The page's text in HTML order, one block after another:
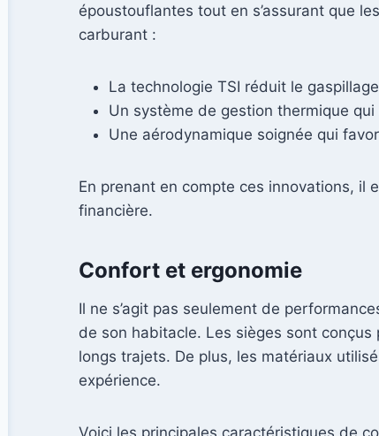
époustouflantes tout en s’assurant que
carburant :
La technologie TSI réduit le
Un système de gestion thermique
Une aérodynamique soignée qui
En prenant en compte ces innovations, il
financière.
Confort et ergonomie
Il ne s’agit pas seulement de
de son habitacle. Les sièges sont
longs trajets. De plus, les matériaux
expérience.
Voici les principales caractéristiques de